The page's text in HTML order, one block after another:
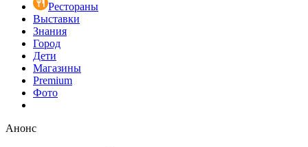
Рестораны
Выставки
Знания
Город
Дети
Магазины
Premium
Фото
Анонс